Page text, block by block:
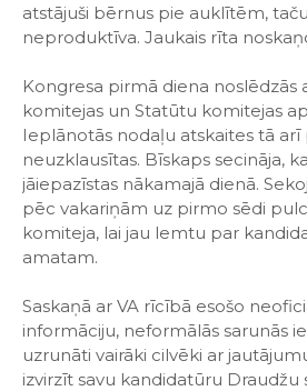
atstājuši bērnus pie auklītēm,
neproduktīva. Jaukais rīta
Kongresa pirmā diena noslēdzās
komitejas un Statūtu komitejas
Ieplānotās nodaļu atskaites tā arī
neuzklausītas. Bīskaps secināja,
jāiepazīstas nākamajā dienā.
pēc vakariņām uz pirmo sēdi
komiteja, lai jau lemtu par
amatam.
Saskaņā ar VA rīcībā esošo
informāciju, neformālās sarunās
uzrunāti vairāki cilvēki ar
izvirzīt savu kandidatūru Draudžu